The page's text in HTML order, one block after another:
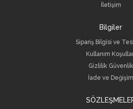
İletişim
Bilgiler
Sipariş Bilgisi ve
Kullanım
Gizlilik Güvenlik
İade ve Değişim